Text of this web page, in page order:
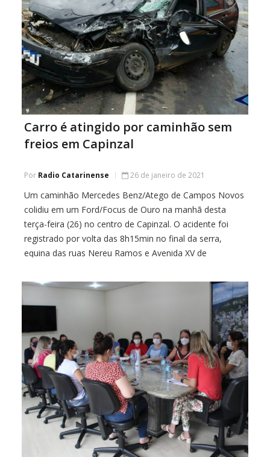
Carro é atingido por caminhão sem
freios em Capinzal
Por Radio Catarinense 26 de janeiro de 2021
Um caminhão Mercedes Benz/Atego de Campos Novos
colidiu em um Ford/Focus de Ouro na manhã desta
terça-feira (26) no centro de Capinzal. O acidente foi
registrado por volta das 8h15min no final da serra,
equina das ruas Nereu Ramos e Avenida XV de
ficado sem freios, quando e atingiu […]